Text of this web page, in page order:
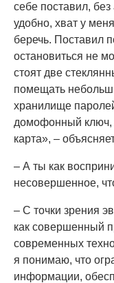
себе поставил,
удобно, хват у
беречь. Поставил
остановиться не
стоят две
помещать
хранилище
домофонный ключ,
карта», –
– А ты как
несовершенное,
– С точки зрения
как совершенный
современных
я понимаю, что
информации,